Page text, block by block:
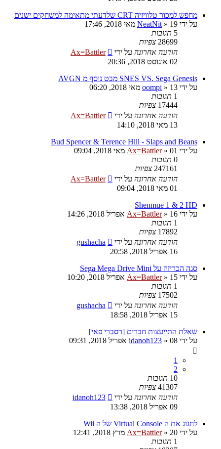
מחפש למכור טלוויזיה CRT שלדעתי מתאימה למשחקים ישנים
על ידי
NeatNit» 19 מאי 2018, 17:46
5 תגובות
28699 צפיות
הודעה אחרונה על ידי
Ax=Battler
02 אוגוסט 2018, 20:36
SNES VS. Sega Genesis מבט נוסף מ AVGN
על ידי
oompi » 13 מאי 2018, 06:20
1 תגובות
17444 צפיות
הודעה אחרונה על ידי
Ax=Battler
13 מאי 2018, 14:10
Bud Spencer & Terence Hill - Slaps and Beans
על ידי
Ax=Battler» 01 מאי 2018, 09:04
0 תגובות
247161 צפיות
הודעה אחרונה על ידי
Ax=Battler
01 מאי 2018, 09:04
Shenmue 1 & 2 HD
על ידי
Ax=Battler» 16 אפריל 2018, 14:26
1 תגובות
17892 צפיות
הודעה אחרונה על ידי
gushacha
16 אפריל 2018, 20:58
סגה הכריזה על Sega Mega Drive Mini
על ידי
Ax=Battler» 15 אפריל 2018, 10:20
1 תגובות
17502 צפיות
הודעה אחרונה על ידי
gushacha
15 אפריל 2018, 18:58
שאלת התייעצות חברים [רסברי פאי]
על ידי
idanoh123 » 08 אפריל 2018, 09:31
1
2
10 תגובות
41307 צפיות
הודעה אחרונה על ידי
idanoh123
09 אפריל 2018, 13:38
לחגוג את ה Virtual Console של ה Wii
על ידי
Ax=Battler» 20 מרץ 2018, 12:41
1 תגובות